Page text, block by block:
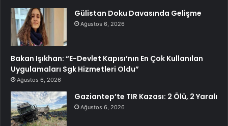
Gülistan Doku Davasında Gelişme
Ağustos 6, 2026
Bakan Işıkhan: “E-Devlet Kapısı’nın En Çok Kullanılan
Uygulamaları Sgk Hizmetleri Oldu”
Ağustos 6, 2026
Gaziantep’te TIR Kazası: 2 Ölü, 2 Yaralı
Ağustos 6, 2026